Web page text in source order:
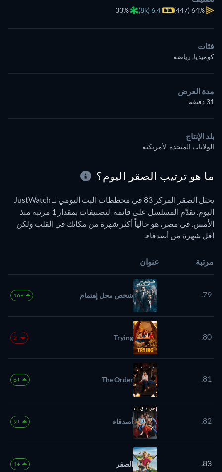
64%
(447)
6.4 (8k)
33%
فئات
كوميديا, رياضة
مدة العرض
31 دقيقة
بلد الإنتاج
الولايات المتحدة الأمريكية
ما هو ترتيب الصقر اليوم؟
يحتل الصقر المركز 83 في مخططات البث اليومي لـ JustWatch
اليوم. تقدَّم المسلسل على قائمة التصنيفات بمقدار 1 مرتبة منذ
الأمس. في مصر، هو حالياً أكثر شهرة من مكانك في القلب ولكن
أقل شهرة من أصدقاء.
مرتبة عنوان
79. شخص محل إهتمام +16
80.
Trying
-2
81.
The Order
+6
82. أصدقاء +9
83. الصقر +1